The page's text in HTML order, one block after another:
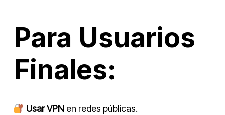
Para Usuarios
Finales:
Usar VPN en redes públicas.